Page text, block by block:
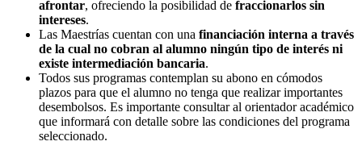
afrontar, ofreciendo la posibilidad de fraccionarlos sin
intereses.
Las Maestrías cuentan con una financiación interna a través
de la cual no cobran al alumno ningún tipo de interés ni
existe intermediación bancaria.
Todos sus programas contemplan su abono en cómodos
plazos para que el alumno no tenga que realizar importantes
desembolsos. Es importante consultar al orientador académico
que informará con detalle sobre las condiciones del programa
seleccionado.